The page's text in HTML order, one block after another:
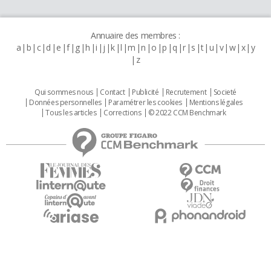
Annuaire des membres :
a b c d e f g h i j k l m n o p q r s t u v w x y
z
Qui sommes nous Contact Publicité Recrutement
Societé
Données personnelles
Paramétrer les cookies
Mentions légales
Tous les articles
Corrections © 2022 CCM Benchmark